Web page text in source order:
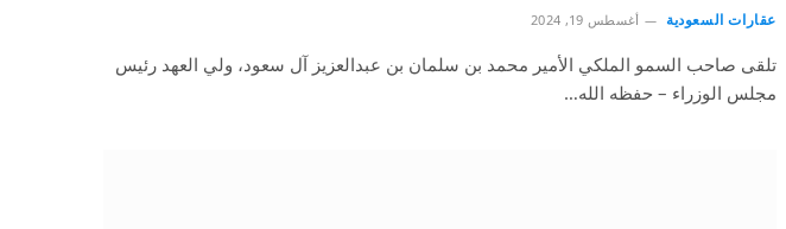
عقارات السعودية أغسطس 19, 2024
تلقى صاحب السمو الملكي الأمير محمد بن سلمان بن عبدالعزيز آل سعود، ولي العهد رئيس
مجلس الوزراء – حفظه الله…